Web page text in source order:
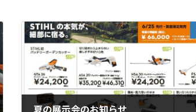
夏の展示会のお知らせ